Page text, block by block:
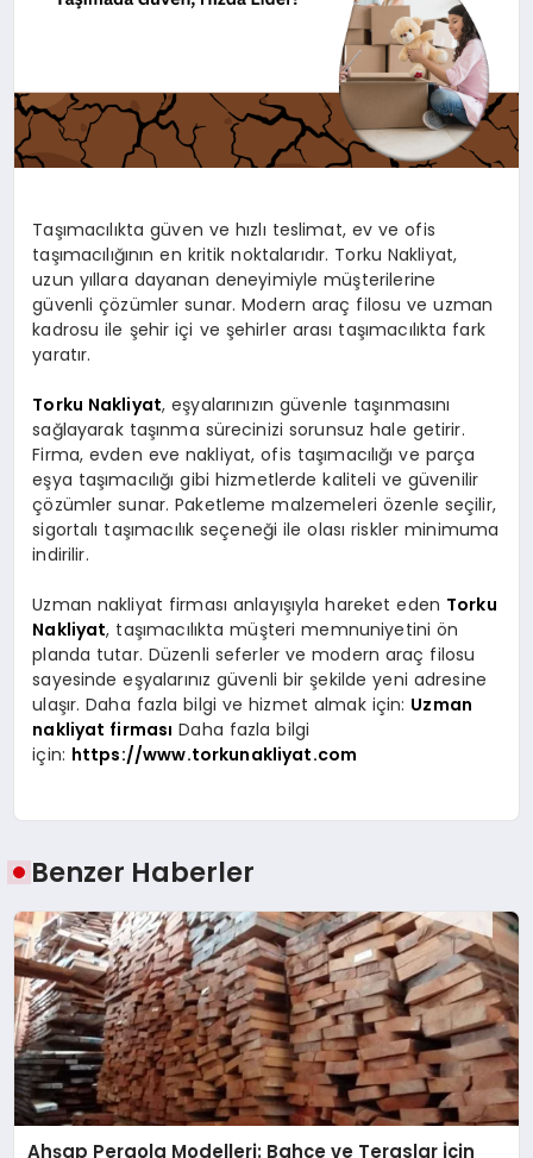
Taşımacılıkta güven ve hızlı teslimat, ev ve ofis
taşımacılığının en kritik noktalarıdır. Torku Nakliyat,
uzun yıllara dayanan deneyimiyle müşterilerine
güvenli çözümler sunar. Modern araç filosu ve uzman
kadrosu ile şehir içi ve şehirler arası taşımacılıkta fark
yaratır.
Torku Nakliyat, eşyalarınızın güvenle taşınmasını
sağlayarak taşınma sürecinizi sorunsuz hale getirir.
Firma, evden eve nakliyat, ofis taşımacılığı ve parça
eşya taşımacılığı gibi hizmetlerde kaliteli ve güvenilir
çözümler sunar. Paketleme malzemeleri özenle seçilir,
sigortalı taşımacılık seçeneği ile olası riskler minimuma
indirilir.
Uzman nakliyat firması anlayışıyla hareket eden Torku
Nakliyat, taşımacılıkta müşteri memnuniyetini ön
planda tutar. Düzenli seferler ve modern araç filosu
sayesinde eşyalarınız güvenli bir şekilde yeni adresine
ulaşır. Daha fazla bilgi ve hizmet almak için: Uzman
nakliyat firması Daha fazla bilgi
için: https://www.torkunakliyat.com
Benzer Haberler
Ahşap Pergola Modelleri: Bahçe ve Teraslar İçin